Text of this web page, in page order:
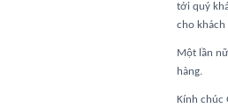
tới quý
cho khách
Một lần
hàng.
Kính chúc